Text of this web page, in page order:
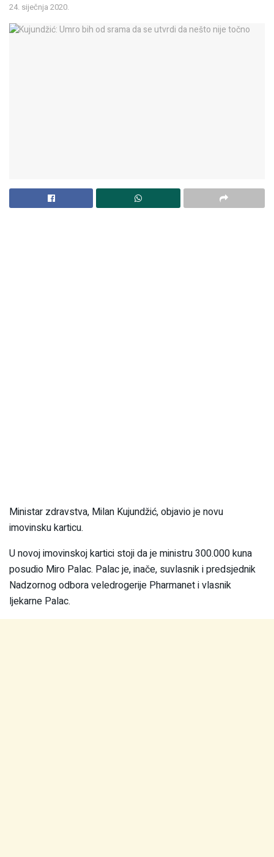
24. siječnja 2020.
Ministar zdravstva, Milan Kujundžić, objavio je novu
imovinsku karticu.
U novoj imovinskoj kartici stoji da je ministru 300.000 kuna
posudio Miro Palac. Palac je, inače, suvlasnik i predsjednik
Nadzornog odbora veledrogerije Pharmanet i vlasnik
ljekarne Palac.